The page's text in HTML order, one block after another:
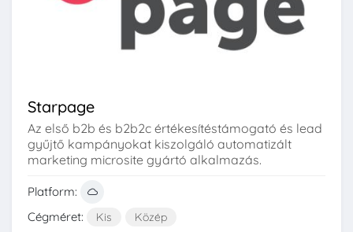
Starpage
Az első b2b és b2b2c értékesítéstámogató és lead
gyűjtő kampányokat kiszolgáló automatizált
marketing microsite gyártó alkalmazás.
Platform:
Cégméret:
Kis Közép